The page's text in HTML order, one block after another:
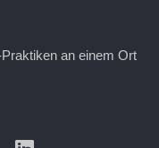
an einem Ort